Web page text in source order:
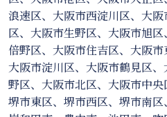
浪速区、大阪市西淀川区、大
区、大阪市生野区、大阪市旭
倍野区、大阪市住吉区、大阪市
大阪市淀川区、大阪市鶴見区
野区、大阪市北区、大阪市中央
堺市東区、堺市西区、堺市南区